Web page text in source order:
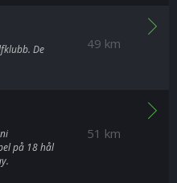
49 km
De
51 km
på 18 hål